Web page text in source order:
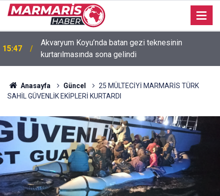
15:47
Akvaryum Koyu’nda batan gezi teknesinin
kurtarılmasında sona gelindi
Anasayfa Güncel
25 MÜLTECİYİ MARMARİS TÜRK
SAHİL GÜVENLİK EKİPLERİ KURTARDI